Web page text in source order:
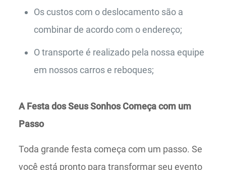
Os custos com o deslocamento são a
combinar de acordo com o endereço;
O transporte é realizado pela nossa equipe
em nossos carros e reboques;
A Festa dos Seus Sonhos Começa com um
Passo
Toda grande festa começa com um passo. Se
você está pronto para transformar seu evento